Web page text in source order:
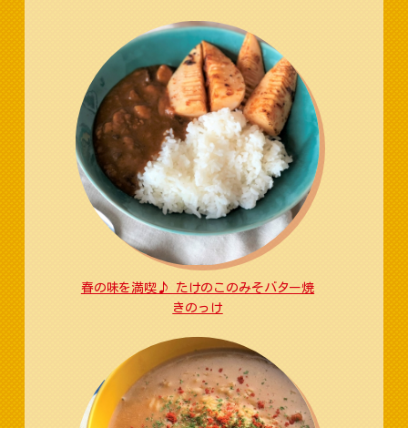
春の味を満喫♪ たけのこのみそバター焼
きのっけ